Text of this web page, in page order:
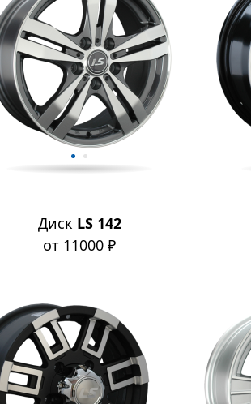
Диск LS 142
от 11000 ₽